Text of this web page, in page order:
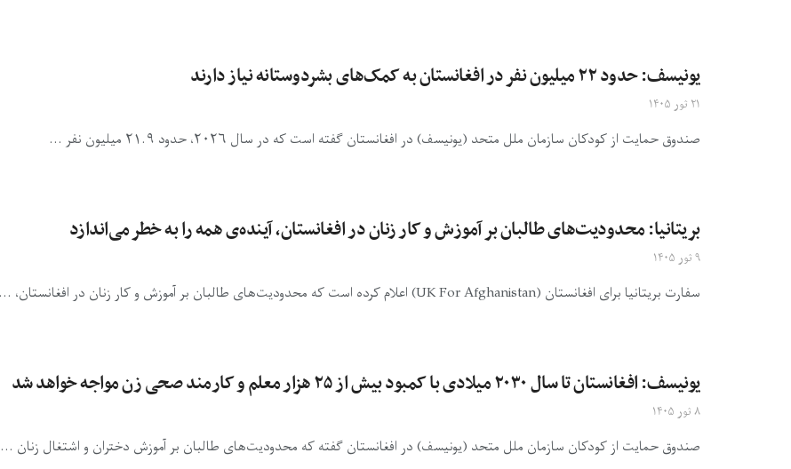
یونیسف: حدود ۲۲ میلیون نفر در افغانستان به کمک‌های بشردوستانه نیاز دارند
۲۱ ثور ۱۴۰۵
صندوق حمایت از کودکان سازمان ملل متحد (یونیسف) در افغانستان گفته است که در سال ۲۰۲۶، حدود ۲۱.۹ میلیون نفر ...
بریتانیا: محدودیت‌های طالبان بر آموزش و کار زنان در افغانستان، آینده‌ی همه را به خطر می‌اندازد
۹ ثور ۱۴۰۵
سفارت بریتانیا برای افغانستان (UK For Afghanistan) اعلام کرده است که محدودیت‌های طالبان بر آموزش و کار زنان در افغانستان، ...
یونیسف: افغانستان تا سال ۲۰۳۰ میلادی با کمبود بیش از ۲۵ هزار معلم و کارمند صحی زن مواجه خواهد شد
۸ ثور ۱۴۰۵
صندوق حمایت از کودکان سازمان ملل متحد (یونیسف) در افغانستان گفته که محدودیت‌های طالبان بر آموزش دختران و اشتغال زنان ...